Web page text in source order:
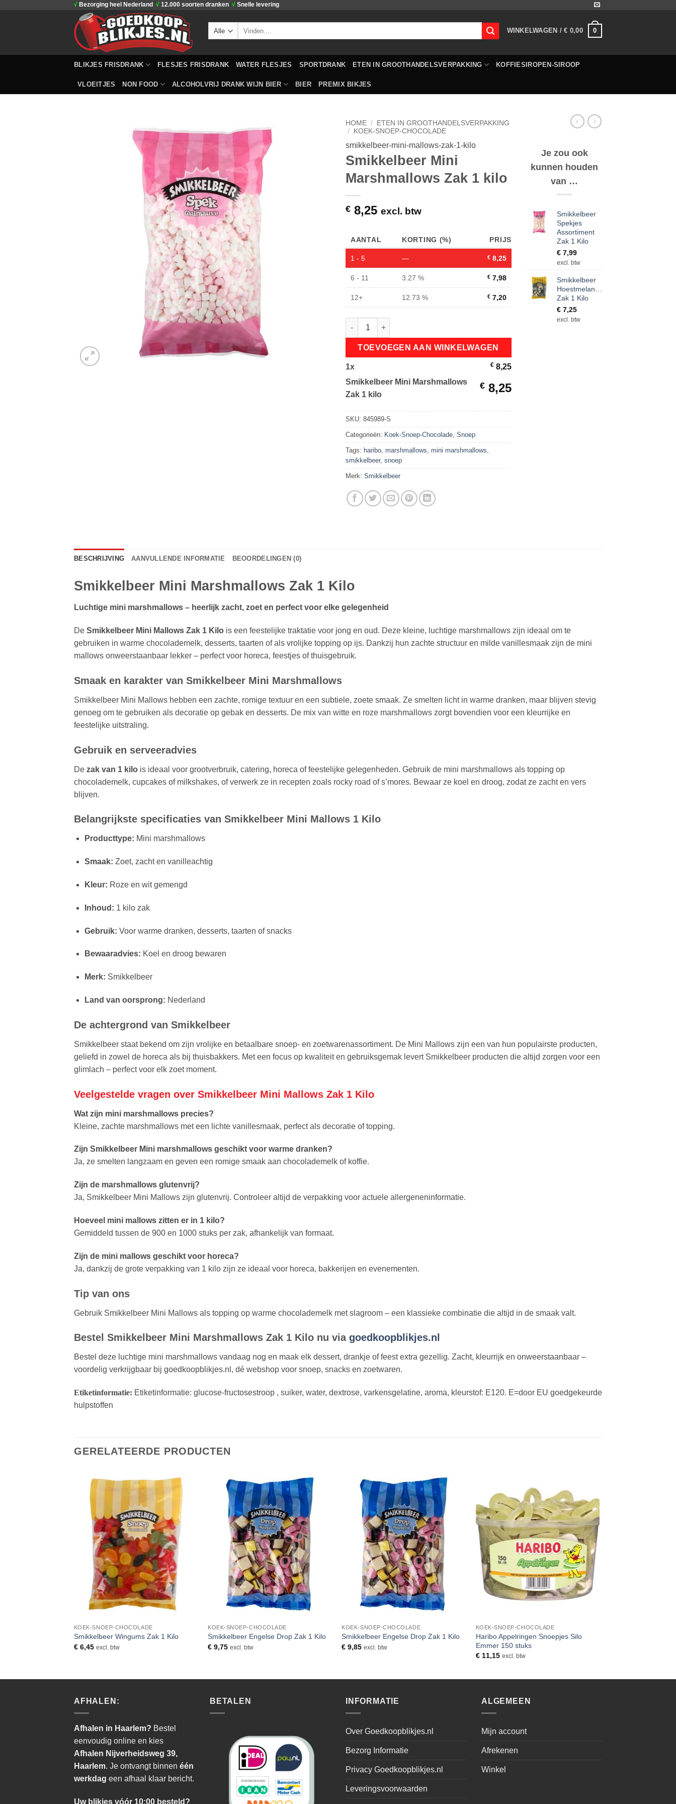
√ Bezorging heel Nederland √ 12.000 soorten dranken √ Snelle levering
WINKELWAGEN /€ 0,00 0
BLIKJES FRISDRANK FLESJES FRISDRANK WATER FLESJES SPORTDRANK ETEN IN GROOTHANDELSVERPAKKING KOFFIESIROPEN-SIROOP
VLOEITJES NON FOOD ALCOHOLVRIJ DRANK WIJN BIER BIER PREMIX BIKJES
HOME /
ETEN IN GROOTHANDELSVERPAKKING
/
KOEK-SNOEP-CHOCOLADE
smikkelbeer-mini-mallows-zak-1-kilo
Smikkelbeer Mini
Marshmallows Zak 1 kilo
€ 8,25 excl. btw
AANTAL KORTING (%) PRIJS
1 - 5 — € 8,25
6 - 11 3.27 % € 7,98
12+ 12.73 % € 7,20
Smikkelbeer Mini Marshmallows Zak 1 kilo aantal
TOEVOEGEN AAN WINKELWAGEN
1x € 8,25
Smikkelbeer Mini Marshmallows
Zak 1 kilo
€ 8,25
SKU: 845989-S
Categorieën: Koek-Snoep-Chocolade Snoep
Tags: haribo marshmallows mini marshmallows
smikkelbeer, snoep
Merk: Smikkelbeer
Je zou ook
kunnen houden
van …
Smikkelbeer
Spekjes
Assortiment
Zak 1 Kilo
€ 7,99
excl. btw
Smikkelbeer
Hoestmelange
Zak 1 Kilo
€ 7,25
excl. btw
BESCHRIJVING AANVULLENDE INFORMATIE BEOORDELINGEN (0)
Smikkelbeer Mini Marshmallows Zak 1 Kilo
Luchtige mini marshmallows – heerlijk zacht, zoet en perfect voor elke gelegenheid
De Smikkelbeer Mini Mallows Zak 1 Kilo is een feestelijke traktatie voor jong en oud. Deze kleine, luchtige marshmallows zijn ideaal om te
gebruiken in warme chocolademelk, desserts, taarten of als vrolijke topping op ijs. Dankzij hun zachte structuur en milde vanillesmaak zijn de mini
mallows onweerstaanbaar lekker – perfect voor horeca, feestjes of thuisgebruik.
Smaak en karakter van Smikkelbeer Mini Marshmallows
Smikkelbeer Mini Mallows hebben een zachte, romige textuur en een subtiele, zoete smaak. Ze smelten licht in warme dranken, maar blijven stevig
genoeg om te gebruiken als decoratie op gebak en desserts. De mix van witte en roze marshmallows zorgt bovendien voor een kleurrijke en
feestelijke uitstraling.
Gebruik en serveeradvies
De zak van 1 kilo is ideaal voor grootverbruik, catering, horeca of feestelijke gelegenheden. Gebruik de mini marshmallows als topping op
chocolademelk, cupcakes of milkshakes, of verwerk ze in recepten zoals rocky road of s’mores. Bewaar ze koel en droog, zodat ze zacht en vers
blijven.
Belangrijkste specificaties van Smikkelbeer Mini Mallows 1 Kilo
Producttype: Mini marshmallows
Smaak: Zoet, zacht en vanilleachtig
Kleur: Roze en wit gemengd
Inhoud: 1 kilo zak
Gebruik: Voor warme dranken, desserts, taarten of snacks
Bewaaradvies: Koel en droog bewaren
Merk: Smikkelbeer
Land van oorsprong: Nederland
De achtergrond van Smikkelbeer
Smikkelbeer staat bekend om zijn vrolijke en betaalbare snoep- en zoetwarenassortiment. De Mini Mallows zijn een van hun populairste producten,
geliefd in zowel de horeca als bij thuisbakkers. Met een focus op kwaliteit en gebruiksgemak levert Smikkelbeer producten die altijd zorgen voor een
glimlach – perfect voor elk zoet moment.
Veelgestelde vragen over Smikkelbeer Mini Mallows Zak 1 Kilo
Wat zijn mini marshmallows precies?
Kleine, zachte marshmallows met een lichte vanillesmaak, perfect als decoratie of topping.
Zijn Smikkelbeer Mini marshmallows geschikt voor warme dranken?
Ja, ze smelten langzaam en geven een romige smaak aan chocolademelk of koffie.
Zijn de marshmallows glutenvrij?
Ja, Smikkelbeer Mini Mallows zijn glutenvrij. Controleer altijd de verpakking voor actuele allergeneninformatie.
Hoeveel mini mallows zitten er in 1 kilo?
Gemiddeld tussen de 900 en 1000 stuks per zak, afhankelijk van formaat.
Zijn de mini mallows geschikt voor horeca?
Ja, dankzij de grote verpakking van 1 kilo zijn ze ideaal voor horeca, bakkerijen en evenementen.
Tip van ons
Gebruik Smikkelbeer Mini Mallows als topping op warme chocolademelk met slagroom – een klassieke combinatie die altijd in de smaak valt.
Bestel Smikkelbeer Mini Marshmallows Zak 1 Kilo nu via goedkoopblikjes.nl
Bestel deze luchtige mini marshmallows vandaag nog en maak elk dessert, drankje of feest extra gezellig. Zacht, kleurrijk en onweerstaanbaar –
voordelig verkrijgbaar bij goedkoopblikjes.nl, dé webshop voor snoep, snacks en zoetwaren.
Etiketinformatie: Etiketinformatie: glucose-fructosestroop , suiker, water, dextrose, varkensgelatine, aroma, kleurstof: E120. E=door EU goedgekeurde
hulpstoffen
GERELATEERDE PRODUCTEN
Toevoegen
verlanglijst
KOEK-SNOEP-CHOCOLADE
Smikkelbeer Wingums Zak 1 Kilo
€6,45 excl. btw
Toevoegen
aan
verlanglijst
KOEK-SNOEP-CHOCOLADE
Smikkelbeer Engelse Drop Zak 1 Kilo
€ 9,75 excl. btw
Toevoegen
aan
verlanglijst
KOEK-SNOEP-CHOCOLADE
Smikkelbeer Engelse Drop Zak 1 Kilo
€ 9,85 excl. btw
Toevoegen
aan
verlanglijst
KOEK-SNOEP-CHOCOLADE
Haribo Appelringen Snoepjes Silo
Emmer 150 stuks
€11,15 excl. btw
AFHALEN:
Afhalen in Haarlem? Bestel
eenvoudig online en kies
Afhalen Nijverheidsweg 39,
Haarlem. Je ontvangt binnen één
werkdag een afhaal klaar bericht.
Uw blikjes vóór 10:00 besteld?
BETALEN INFORMATIE
Over Goedkoopblikjes.nl
Bezorg Informatie
Privacy Goedkoopblikjes.nl
Leveringsvoorwaarden
ALGEMEEN
Mijn account
Afrekenen
Winkel